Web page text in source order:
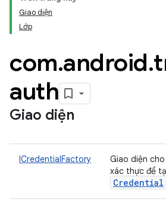
Giao diện
Lớp
com.android.
auth
Giao diện
ICredentialFactory
Giao diện
xác thực để
Credential